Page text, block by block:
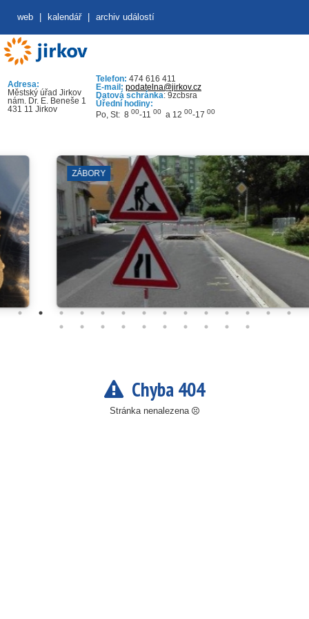
web kalendář archiv událostí
Adresa:
Městský úřad Jirkov
nám. Dr. E. Beneše 1
431 11 Jirkov
Telefon: 474 616 411
E-mail: podatelna@jirkov.cz
Datová schránka: 9zcbsra
Úřední hodiny:
Po, St: 8 00-11 00 a 12 00-17 00
ZÁBORY
Chyba 404
Stránka nenalezena